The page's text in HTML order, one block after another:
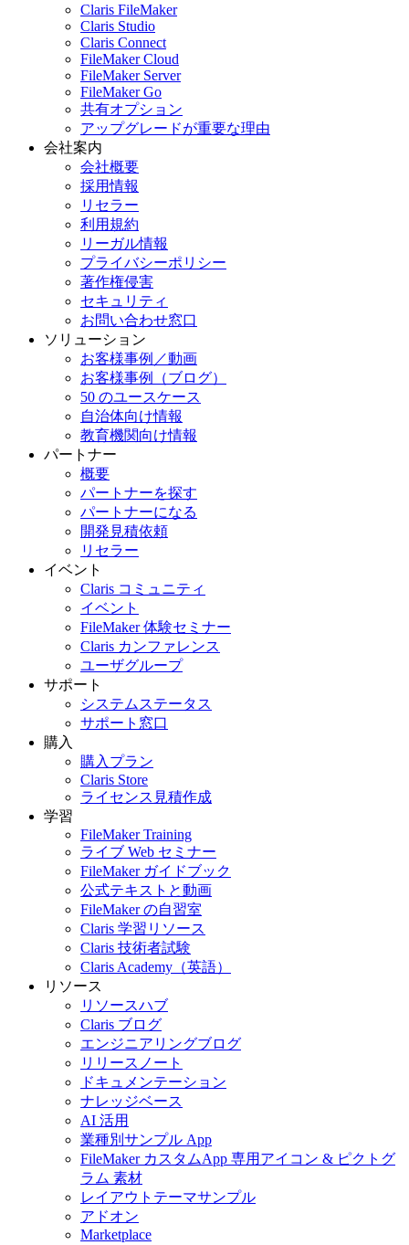
Claris FileMaker
Claris Studio
Claris Connect
FileMaker Cloud
FileMaker Server
FileMaker Go
共有オプション
アップグレードが重要な理由
会社案内
会社概要
採用情報
リセラー
利用規約
リーガル情報
プライバシーポリシー
著作権侵害
セキュリティ
お問い合わせ窓口
ソリューション
お客様事例／動画
お客様事例（ブログ）
50 のユースケース
自治体向け情報
教育機関向け情報
パートナー
概要
パートナーを探す
パートナーになる
開発見積依頼
リセラー
イベント
Claris コミュニティ
イベント
FileMaker 体験セミナー
Claris カンファレンス
ユーザグループ
サポート
システムステータス
サポート窓口
購入
購入プラン
Claris Store
ライセンス見積作成
学習
FileMaker Training
ライブ Web セミナー
FileMaker ガイドブック
公式テキストと動画
FileMaker の自習室
Claris 学習リソース
Claris 技術者試験
Claris Academy（英語）
リソース
リソースハブ
Claris ブログ
エンジニアリングブログ
リリースノート
ドキュメンテーション
ナレッジベース
AI 活用
業種別サンプル App
FileMaker カスタムApp 専用アイコン & ピクトグ
ラム 素材
レイアウトテーマサンプル
アドオン
Marketplace